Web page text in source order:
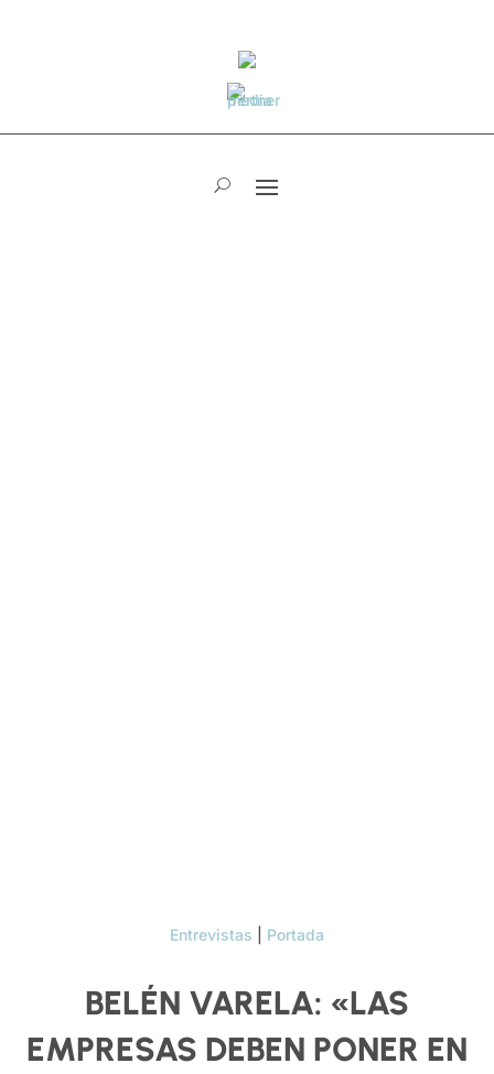
Entrevistas Portada
BELÉN VARELA: «LAS
EMPRESAS DEBEN PONER EN